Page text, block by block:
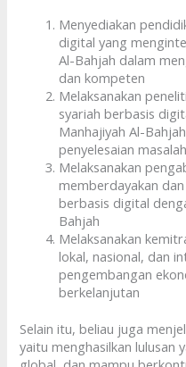
Menyediakan
digital yang
Al-Bahjah dalam
dan kompeten
Melaksanakan
syariah berbasis
Manhajiyah Al-
penyelesaian
Melaksanakan
memberdayakan
berbasis digital
Bahjah
Melaksanakan
lokal, nasional, dan
pengembangan
berkelanjutan
Selain itu, beliau juga
yaitu menghasilkan lulusan